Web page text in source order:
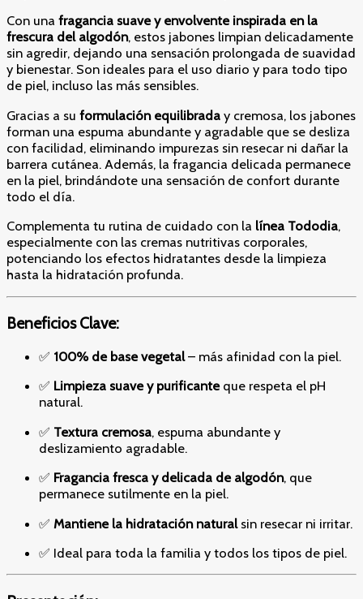
Con una fragancia suave y envolvente inspirada en la
frescura del algodón, estos jabones limpian delicadamente
sin agredir, dejando una sensación prolongada de suavidad
y bienestar. Son ideales para el uso diario y para todo tipo
de piel, incluso las más sensibles.
Gracias a su formulación equilibrada y cremosa, los jabones
forman una espuma abundante y agradable que se desliza
con facilidad, eliminando impurezas sin resecar ni dañar la
barrera cutánea. Además, la fragancia delicada permanece
en la piel, brindándote una sensación de confort durante
todo el día.
Complementa tu rutina de cuidado con la línea Tododia,
especialmente con las cremas nutritivas corporales,
potenciando los efectos hidratantes desde la limpieza
hasta la hidratación profunda.
Beneficios Clave:
✅ 100% de base vegetal– más afinidad con la piel.
✅ Limpieza suave y purificanteque respeta el pH
natural.
✅ Textura cremosa, espuma abundante y
deslizamiento agradable.
✅ Fragancia fresca y delicada de algodón, que
permanece sutilmente en la piel.
✅ Mantiene la hidratación naturalsin resecar ni irritar.
✅ Ideal para toda la familia y todos los tipos de piel.